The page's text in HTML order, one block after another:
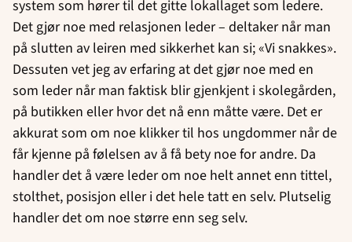
system som hører til det gitte lokallaget som ledere.
Det gjør noe med relasjonen leder – deltaker når man
på slutten av leiren med sikkerhet kan si; «Vi snakkes».
Dessuten vet jeg av erfaring at det gjør noe med en
som leder når man faktisk blir gjenkjent i skolegården,
på butikken eller hvor det nå enn måtte være. Det er
akkurat som om noe klikker til hos ungdommer når de
får kjenne på følelsen av å få bety noe for andre. Da
handler det å være leder om noe helt annet enn tittel,
stolthet, posisjon eller i det hele tatt en selv. Plutselig
handler det om noe større enn seg selv.